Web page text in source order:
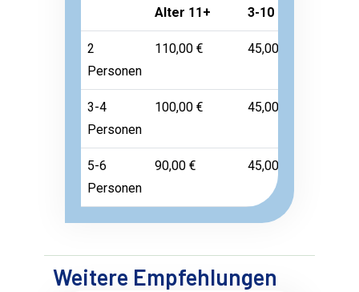
Alter 11+
3-10
2
Personen
110,00 € 45,00 €
3-4
Personen
100,00 € 45,00 €
5-6
Personen
90,00 € 45,00 €
Weitere Empfehlungen